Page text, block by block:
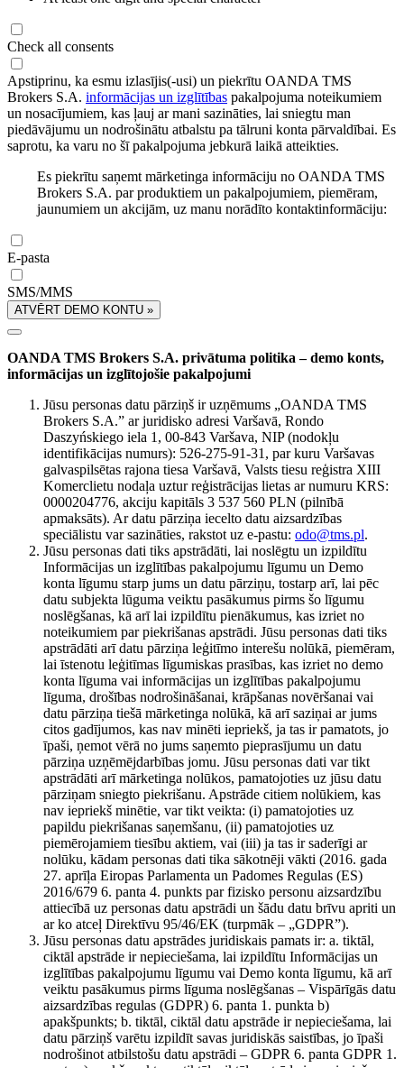
Check all consents
Apstiprinu, ka esmu izlasījis(-usi) un piekrītu OANDA TMS
Brokers S.A. informācijas un izglītības pakalpojuma noteikumiem
un nosacījumiem, kas ļauj ar mani sazināties, lai sniegtu man
piedāvājumu un nodrošinātu atbalstu pa tālruni konta pārvaldībai. Es
saprotu, ka varu no šī pakalpojuma jebkurā laikā atteikties.
Es piekrītu saņemt mārketinga informāciju no OANDA TMS
Brokers S.A. par produktiem un pakalpojumiem, piemēram,
jaunumiem un akcijām, uz manu norādīto kontaktinformāciju:
E-pasta
SMS/MMS
ATVĒRT DEMO KONTU »
OANDA TMS Brokers S.A. privātuma politika – demo konts,
informācijas un izglītojošie pakalpojumi
Jūsu personas datu pārziņš ir uzņēmums „OANDA TMS
Brokers S.A.” ar juridisko adresi Varšavā, Rondo
Daszyńskiego iela 1, 00-843 Varšava, NIP (nodokļu
identifikācijas numurs): 526-275-91-31, par kuru Varšavas
galvaspilsētas rajona tiesa Varšavā, Valsts tiesu reģistra XIII
Komerclietu nodaļa uztur reģistrācijas lietas ar numuru KRS:
0000204776, akciju kapitāls 3 537 560 PLN (pilnībā
apmaksāts). Ar datu pārziņa iecelto datu aizsardzības
speciālistu var sazināties, rakstot uz e-pastu: odo@tms.pl.
Jūsu personas dati tiks apstrādāti, lai noslēgtu un izpildītu
Informācijas un izglītības pakalpojumu līgumu un Demo
konta līgumu starp jums un datu pārziņu, tostarp arī, lai pēc
datu subjekta lūguma veiktu pasākumus pirms šo līgumu
noslēgšanas, kā arī lai izpildītu pienākumus, kas izriet no
noteikumiem par piekrišanas apstrādi. Jūsu personas dati tiks
apstrādāti arī datu pārziņa leģitīmo interešu nolūkā, piemēram,
lai īstenotu leģitīmas līgumiskas prasības, kas izriet no demo
konta līguma vai informācijas un izglītības pakalpojumu
līguma, drošības nodrošināšanai, krāpšanas novēršanai vai
datu pārziņa tiešā mārketinga nolūkā, kā arī saziņai ar jums
citos gadījumos, kas nav minēti iepriekš, ja tas ir pamatots, jo
īpaši, ņemot vērā no jums saņemto pieprasījumu un datu
pārziņa uzņēmējdarbības jomu. Jūsu personas dati var tikt
apstrādāti arī mārketinga nolūkos, pamatojoties uz jūsu datu
pārziņam sniegto piekrišanu. Apstrāde citiem nolūkiem, kas
nav iepriekš minētie, var tikt veikta: (i) pamatojoties uz
papildu piekrišanas saņemšanu, (ii) pamatojoties uz
piemērojamiem tiesību aktiem, vai (iii) ja tas ir saderīgi ar
nolūku, kādam personas dati tika sākotnēji vākti (2016. gada
27. aprīļa Eiropas Parlamenta un Padomes Regulas (ES)
2016/679 6. panta 4. punkts par fizisko personu aizsardzību
attiecībā uz personas datu apstrādi un šādu datu brīvu apriti un
ar ko atceļ Direktīvu 95/46/EK (turpmāk – „GDPR”).
Jūsu personas datu apstrādes juridiskais pamats ir: a. tiktāl,
ciktāl apstrāde ir nepieciešama, lai izpildītu Informācijas un
izglītības pakalpojumu līgumu vai Demo konta līgumu, kā arī
veiktu pasākumus pirms līguma noslēgšanas – Vispārīgās datu
aizsardzības regulas (GDPR) 6. panta 1. punkta b)
apakšpunkts; b. tiktāl, ciktāl datu apstrāde ir nepieciešama, lai
datu pārziņš varētu izpildīt savas juridiskās saistības, jo īpaši
nodrošinot atbilstošu datu apstrādi – GDPR 6. panta GDPR 1.